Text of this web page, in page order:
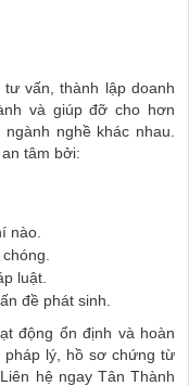
vấn, thành lập doanh
và giúp đỡ cho hơn
nghề khác nhau.
tâm bởi:
nào.
luật.
đề phát sinh.
động ổn định và hoàn
pháp lý, hồ sơ chứng từ
hệ ngay Tân Thành